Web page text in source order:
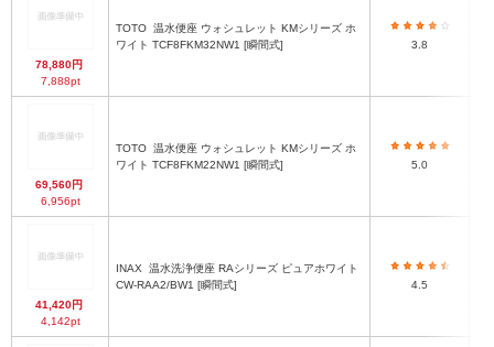
78,880円
7,888pt
TOTO
ワイト TCF8FKM32NW1 [瞬間式]
3.8
69,560円
6,956pt
TOTO
ワイト TCF8FKM22NW1 [瞬間式]
5.0
41,420円
4,142pt
INAX
CW-RAA2/BW1 [瞬間式]
4.5